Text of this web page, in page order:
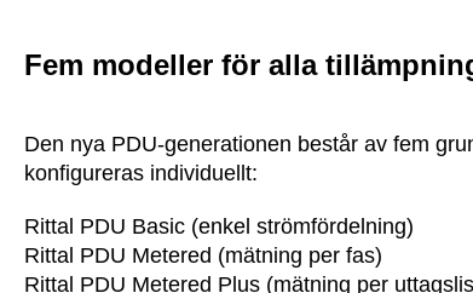
Fem modeller för alla
Den nya PDU-generationen består av fem
konfigureras individuellt:
Rittal PDU Basic (enkel strömfördelning)
Rittal PDU Metered (mätning per fas)
Rittal PDU Metered Plus (mätning per